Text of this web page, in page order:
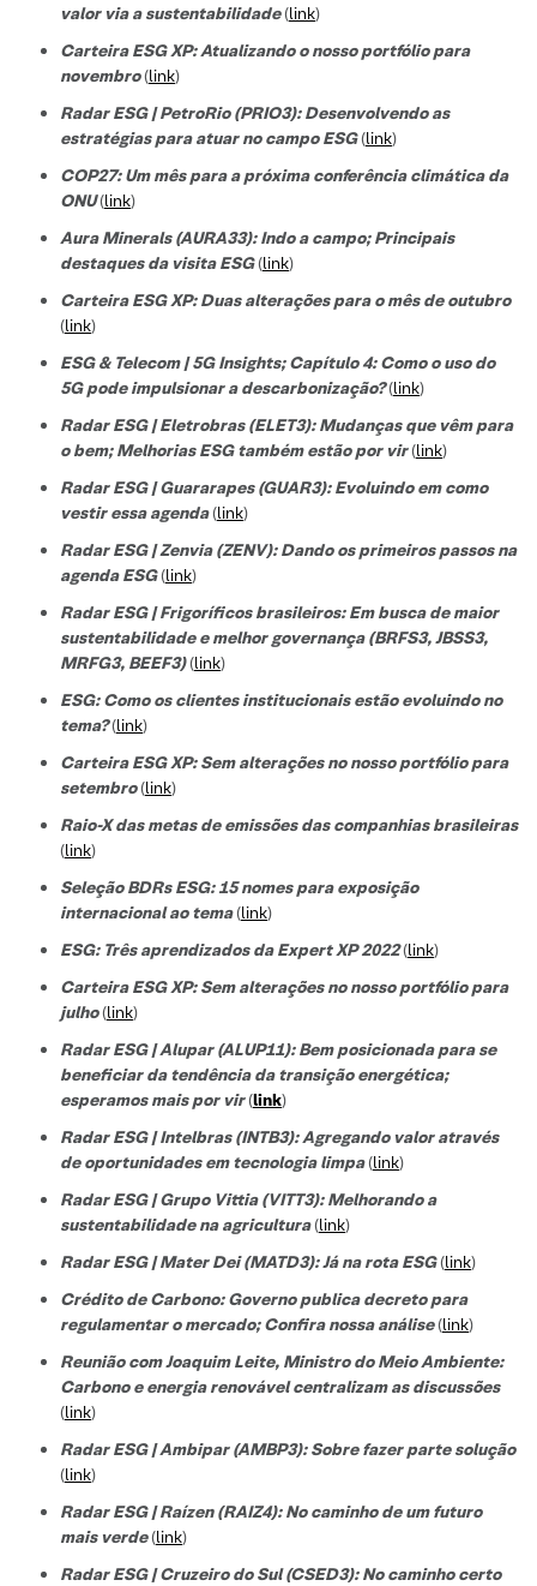
valor via a sustentabilidade(link)
Carteira ESG XP: Atualizando o nosso portfólio para
novembro(link)
Radar ESG | PetroRio (PRIO3): Desenvolvendo as
estratégias para atuar no campo ESG(link)
COP27: Um mês para a próxima conferência climática da
ONU(link)
Aura Minerals (AURA33): Indo a campo; Principais
destaques da visita ESG(link)
Carteira ESG XP: Duas alterações para o mês de outubro
(link)
ESG & Telecom | 5G Insights; Capítulo 4: Como o uso do
5G pode impulsionar a descarbonização?(link)
Radar ESG | Eletrobras (ELET3): Mudanças que vêm para
o bem; Melhorias ESG também estão por vir(link)
Radar ESG | Guararapes (GUAR3): Evoluindo em como
vestir essa agenda(link)
Radar ESG | Zenvia (ZENV): Dando os primeiros passos na
agenda ESG(link)
Radar ESG | Frigoríficos brasileiros: Em busca de maior
sustentabilidade e melhor governança (BRFS3, JBSS3,
MRFG3, BEEF3)(link)
ESG: Como os clientes institucionais estão evoluindo no
tema?(link)
Carteira ESG XP: Sem alterações no nosso portfólio para
setembro(link)
Raio-X das metas de emissões das companhias brasileiras
(link)
Seleção BDRs ESG​: 15 nomes para exposição
internacional ao tema(link)
ESG: Três aprendizados da Expert XP 2022(link)
Carteira ESG XP: Sem alterações no nosso portfólio para
julho(link)
Radar ESG | Alupar (ALUP11): Bem posicionada para se
beneficiar da tendência da transição energética;
esperamos mais por vir(link)
Radar ESG | Intelbras (INTB3):Agregando valor através
de oportunidades em tecnologia limpa(link)
Radar ESG |Grupo Vittia (VITT3):Melhorando a
sustentabilidade na agricultura(link)
Radar ESG | Mater Dei (MATD3): Já na rota ESG(link)
Crédito de Carbono: Governo publica decreto para
regulamentar o mercado; Confira nossa análise(link)
Reunião com Joaquim Leite, Ministro do Meio Ambiente:
Carbono e energia renovável centralizam as discussões
(link)
Radar ESG | Ambipar (AMBP3): Sobre fazer parte solução
(link)
Radar ESG | Raízen (RAIZ4): No caminho de um futuro
mais verde(link)
Radar ESG | Cruzeiro do Sul (CSED3): No caminho certo